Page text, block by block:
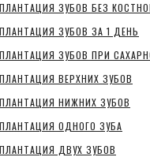
ЗУБОВ БЕЗ
ЗУБОВ ЗА 1 ДЕНЬ
ЗУБОВ ПРИ
ВЕРХНИХ ЗУБОВ
НИЖНИХ ЗУБОВ
ОДНОГО ЗУБА
ДВУХ ЗУБОВ